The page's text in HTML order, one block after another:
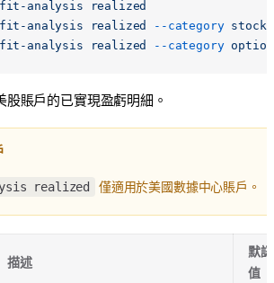
analysis realized
analysis realized --category stock
analysis realized --category option
股賬戶的已實現盈虧明細。
realized 僅適用於美國數據中心賬戶。
描述
默認
值